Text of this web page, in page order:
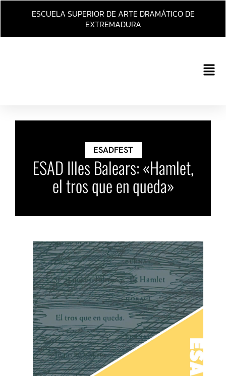
Ir
ESCUELA SUPERIOR DE ARTE DRAMÁTICO DE
EXTREMADURA
Main
ESADFEST
ESAD Illes Balears: «Hamlet,
el tros que en queda»